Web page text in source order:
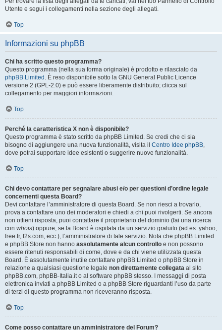
Utente e segui i collegamenti nella sezione degli allegati.
Top
Informazioni su phpBB
Chi ha scritto questo programma?
Questo programma (nella sua forma originale) è prodotto e rilasciato da
phpBB Limited . È reso disponibile sotto la GNU General Public Licence
versione 2 (GPL-2.0) e può essere liberamente distribuito; clicca sul
collegamento per maggiori informazioni.
Top
Perché la caratteristica X non è disponibile?
Questo programma è stato scritto da phpBB Limited. Se credi che ci sia
bisogno di aggiungere una nuova funzionalità, visita il Centro Idee phpBB,
dove potrai supportare idee esistenti o suggerire nuove funzionalità.
Top
Chi devo contattare per segnalare abusi e/o per questioni d’ordine legale
concernenti questa Board?
Devi contattare l’amministratore di questa Board. Se non riesci a trovarlo,
prova a contattare uno dei moderatori e chiedi a chi puoi rivolgerti. Se ancora
non ottieni risposta, puoi contattare il proprietario del dominio (fai una ricerca
con whois) oppure, se la Board è ospitata da un servizio gratuito (ad es. yahoo,
free.fr, f2s.com, ecc.), l’amministratore di tale servizio. Nota che phpBB Limited
e phpBB Store non hanno assolutamente alcun controllo e non possono
essere ritenuti responsabili di come, dove e da chi viene utilizzata questa
Board. È assolutamente inutile contattare phpBB Limited o phpBB Store in
relazione a qualsiasi questione legale non direttamente collegata al sito
phpBB.com, phpBB-Italia.it o al software phpBB stesso. I messaggi di posta
elettronica inviati a phpBB Limited o a phpBB Store riguardanti l’uso da parte
di terzi di questo programma non riceveranno risposta.
Top
Come posso contattare un amministratore del Forum?